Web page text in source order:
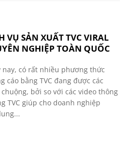
VỤ SẢN XUẤT TVC VIRAL
NGHIỆP TOÀN QUỐC
nay, có rất nhiều phương thức
cáo bằng TVC đang được các
bởi so với các video thông
TVC giúp cho doanh nghiệp